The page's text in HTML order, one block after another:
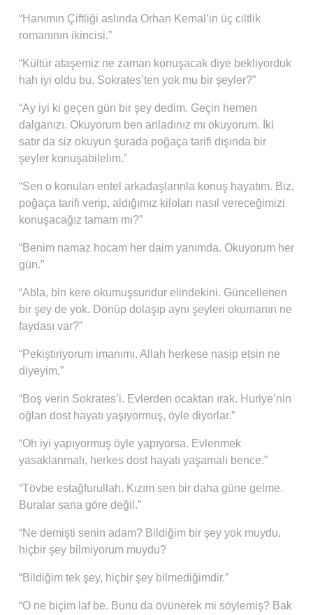
“Hanımın Çiftliği aslında Orhan Kemal’in üç ciltlik
romanının ikincisi.”
“Kültür ataşemiz ne zaman konuşacak diye bekliyorduk
hah iyi oldu bu. Sokrates’ten yok mu bir şeyler?”
“Ay iyi ki geçen gün bir şey dedim. Geçin hemen
dalganızı. Okuyorum ben anladınız mı okuyorum. İki
satır da siz okuyun şurada poğaça tarifi dışında bir
şeyler konuşabilelim.”
“Sen o konuları entel arkadaşlarınla konuş hayatım. Biz,
poğaça tarifi verip, aldığımız kiloları nasıl vereceğimizi
konuşacağız tamam mı?”
“Benim namaz hocam her daim yanımda. Okuyorum her
gün.”
“Abla, bin kere okumuşsundur elindekini. Güncellenen
bir şey de yok. Dönüp dolaşıp aynı şeyleri okumanın ne
faydası var?”
“Pekiştiriyorum imanımı. Allah herkese nasip etsin ne
diyeyim.”
“Boş verin Sokrates’i. Evlerden ocaktan ırak. Huriye’nin
oğlan dost hayatı yaşıyormuş, öyle diyorlar.”
“Oh iyi yapıyormuş öyle yapıyorsa. Evlenmek
yasaklanmalı, herkes dost hayatı yaşamalı bence.”
“Tövbe estağfurullah. Kızım sen bir daha güne gelme.
Buralar sana göre değil.”
“Ne demişti senin adam? Bildiğim bir şey yok muydu,
hiçbir şey bilmiyorum muydu?
“Bildiğim tek şey, hiçbir şey bilmediğimdir.”
“O ne biçim laf be. Bunu da övünerek mi söylemiş? Bak